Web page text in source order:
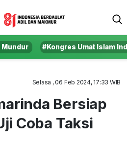
Mundur #Kongres Umat Islam
Selasa , 06 Feb 2024, 17:33 WIB
Bersiap
Coba Taksi